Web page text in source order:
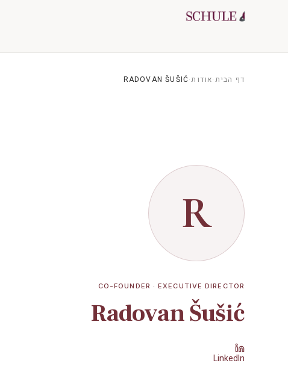
דף הבית·אודות·
RADOVAN ŠUŠIĆ
R
CO-FOUNDER · EXECUTIVE DIRECTOR
Radovan Šušić
LinkedIn